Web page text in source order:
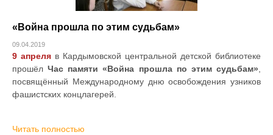
«Война прошла по этим судьбам»
09.04.2019
9 апреля в Кардымовской центральной детской библиотеке
прошёлЧас памяти «Война прошла по этим судьбам»
посвящённый Международному дню освобождения узников
фашистских концлагерей.
Читать полностью